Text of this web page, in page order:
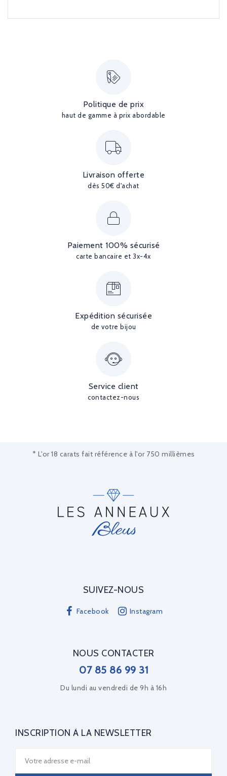
Politique de prix
haut de gamme à prix abordable
Livraison offerte
dès 50€ d'achat
Paiement 100% sécurisé
carte bancaire et 3x-4x
Expédition sécurisée
de votre bijou
Service client
contactez-nous
* L'or 18 carats fait référence à l'or 750 millièmes
SUIVEZ-NOUS
Facebook Instagram
NOUS CONTACTER
07 85 86 99 31
Du lundi au vendredi de 9h à 16h
INSCRIPTION À LA NEWSLETTER